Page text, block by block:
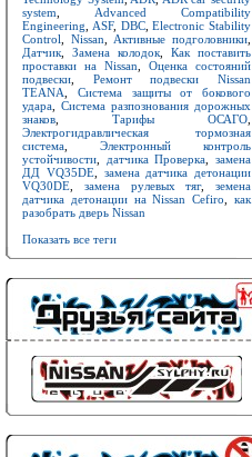
system
Advanced Compatibility
Engineering
ASF, DBC,Electronic Stability
Control
Nissan Активные подголовники
Датчик
Замена колодок
Как поставить
проставки на Nissan
Оценка состояний
подвески
Ремонт подвески Nissan
TEANA
Система защиты от бокового
удара
Система разпознования дорожных
знаков
Тарифы ОСАГО
Электрогидравлическая тормозная
система
Электронный контроль
устойчивости
датчика Проверка ,замена
ДД VQ35DE, замена датчика детонации
VQ30DE
замена рулевых тяг, земена
датчика детонации на Nissan Cefiro
,как
разобрать дверь Nissan
Показать все теги